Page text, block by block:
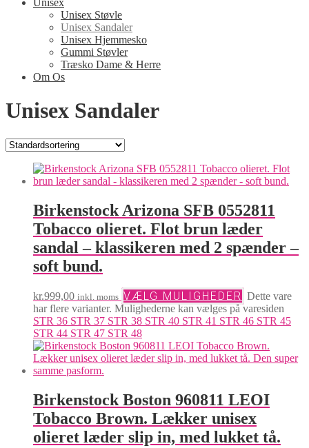
Unisex
Unisex Støvle
Unisex Sandaler
Unisex Hjemmesko
Gummi Støvler
Træsko Dame & Herre
Om Os
Unisex Sandaler
Birkenstock Arizona SFB 0552811
Tobacco olieret. Flot brun læder
sandal – klassikeren med 2 spænder –
soft bund.
kr.999,00 inkl. moms VÆLG MULIGHEDER Dette vare
har flere varianter. Mulighederne kan vælges på varesiden
STR 36 STR 37 STR 38 STR 40 STR 41 STR 46 STR 45
STR 44 STR 47 STR 48
Birkenstock Boston 960811 LEOI
Tobacco Brown. Lækker unisex
olieret læder slip in, med lukket tå.